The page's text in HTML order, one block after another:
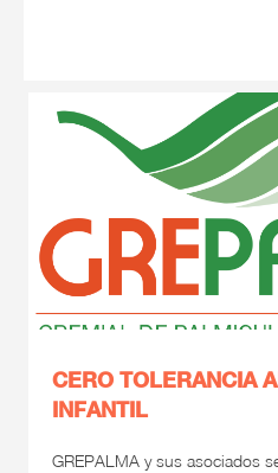
CERO TOLERANCIA
INFANTIL
GREPALMA y sus asociados